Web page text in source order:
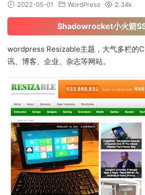
2022-05-01 WordPress 2.34k
Shadowrocket小火箭
wordpress Resizable主题，大气多栏的
讯、博客、企业、杂志等网站。